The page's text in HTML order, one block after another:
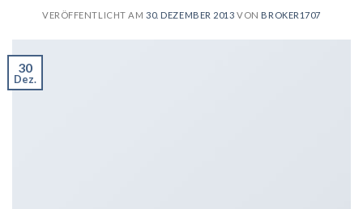
VERÖFFENTLICHT AM30. DEZEMBER 2013 VON BROKER1707
30
Dez.